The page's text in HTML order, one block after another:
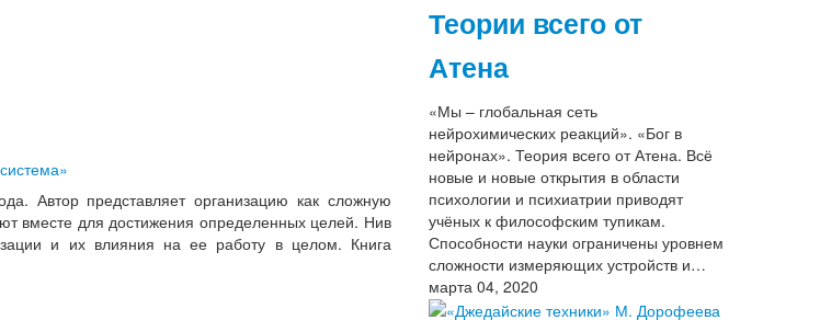
Автор представляет организацию как сложную
вместе для достижения определенных целей. Нив
и их влияния на ее работу в целом. Книга
Теории всего от
Атена
«Мы – глобальная сеть
нейрохимических реакций». «Бог в
нейронах». Теория всего от Атена. Всё
новые и новые открытия в области
психологии и психиатрии приводят
учёных к философским тупикам.
Способности науки ограничены уровнем
сложности измеряющих устройств и…
марта 04, 2020